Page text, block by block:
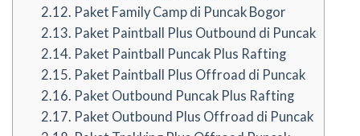
2.12. Paket Family Camp di Puncak Bogor
2.13. Paket Paintball Plus Outbound di Puncak
2.14. Paket Paintball Puncak Plus Rafting
2.15. Paket Paintball Plus Offroad di Puncak
2.16. Paket Outbound Puncak Plus Rafting
2.17. Paket Outbound Plus Offroad di Puncak